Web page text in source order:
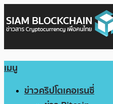
เมนู
ข่าวคริปโตเคอเรนซี่